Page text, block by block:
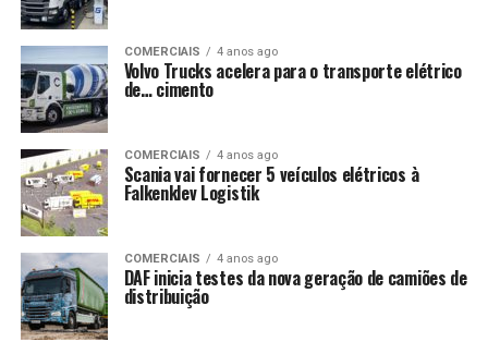
COMERCIAIS 4 anos ago
Volvo Trucks acelera para o transporte elétrico
de… cimento
COMERCIAIS 4 anos ago
Scania vai fornecer 5 veículos elétricos à
Falkenklev Logistik
COMERCIAIS 4 anos ago
DAF inicia testes da nova geração de camiões de
distribuição